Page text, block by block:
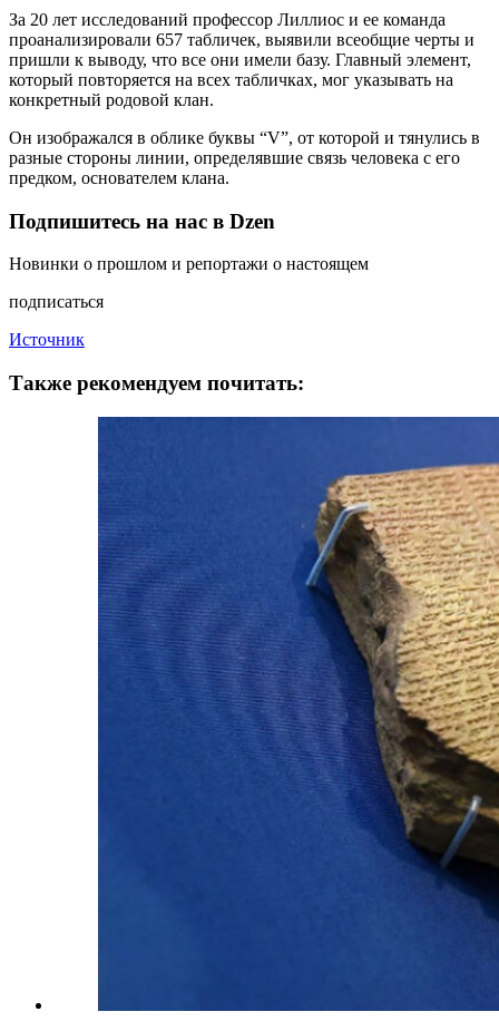
За 20 лет исследований профессор Лиллиос и ее команда
проанализировали 657 табличек, выявили всеобщие черты и
пришли к выводу, что все они имели базу. Главный элемент,
который повторяется на всех табличках, мог указывать на
конкретный родовой клан.
Он изображался в облике буквы “V”, от которой и тянулись в
разные стороны линии, определявшие связь человека с его
предком, основателем клана.
Подпишитесь на нас в Dzen
Новинки о прошлом и репортажи о настоящем
подписаться
Источник
Также рекомендуем почитать: